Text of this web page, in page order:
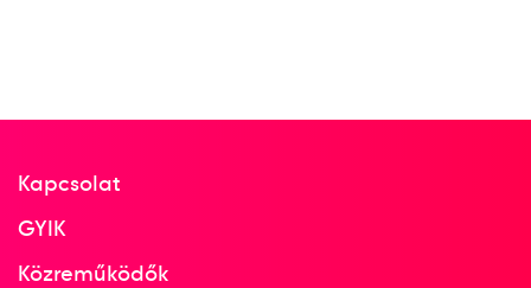
Kapcsolat
GYIK
Közreműködők